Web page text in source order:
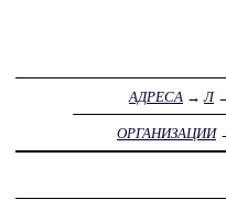
АДРЕСА →Л
ОРГАНИЗАЦИИ